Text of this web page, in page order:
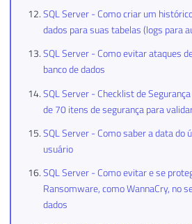
SQL Server - Como criar um
dados para suas tabelas (logs para
SQL Server - Como evitar ataques
banco de dados
SQL Server - Checklist de
de 70 itens de segurança para
SQL Server - Como saber a data do
usuário
SQL Server - Como evitar e se
Ransomware, como WannaCry, no
dados